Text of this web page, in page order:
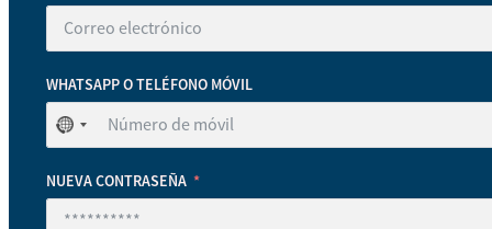
WHATSAPP O TELÉFONO MÓVIL
No
se
ha
seleccionado
ningún
NUEVA CONTRASEÑA